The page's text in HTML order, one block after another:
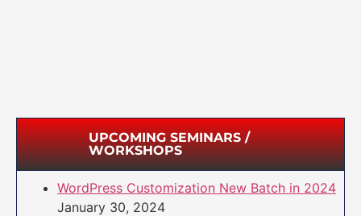
UPCOMING SEMINARS /
WORKSHOPS
WordPress Customization New Batch in 2024
January 30, 2024